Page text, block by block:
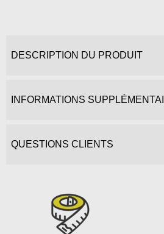
DESCRIPTION DU PRODUIT
INFORMATIONS
QUESTIONS CLIENTS